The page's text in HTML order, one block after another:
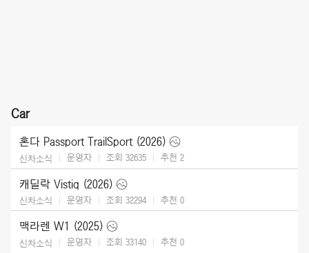
Car
혼다 Passport TrailSport (2026)
신차소식 운영자 조회 32635 추천 2
캐딜락 Vistiq (2026)
신차소식 운영자 조회 32294 추천 0
맥라렌 W1 (2025)
신차소식 운영자 조회 33140 추천 0